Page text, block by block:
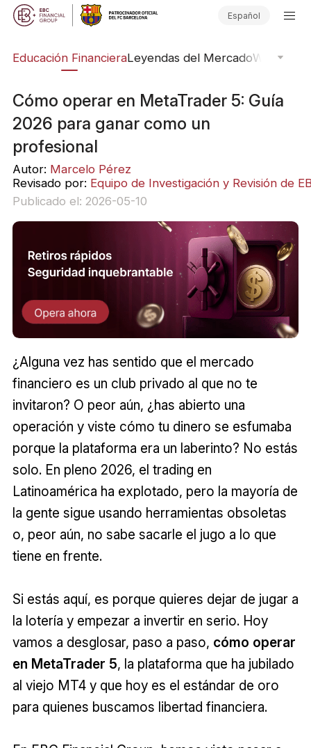
Español
Educación FinancieraLeyendas del MercadoWebinars
Cómo operar en MetaTrader 5: Guía
2026 para ganar como un
profesional
Autor: Marcelo Pérez
Revisado por: Equipo de Investigación y Revisión de
Publicado el: 2026-05-10
¿Alguna vez has sentido que el mercado
financiero es un club privado al que no te
invitaron? O peor aún, ¿has abierto una
operación y viste cómo tu dinero se esfumaba
porque la plataforma era un laberinto? No estás
solo. En pleno 2026, el trading en
Latinoamérica ha explotado, pero la mayoría de
la gente sigue usando herramientas obsoletas
o, peor aún, no sabe sacarle el jugo a lo que
tiene en frente.
Si estás aquí, es porque quieres dejar de jugar a
la lotería y empezar a invertir en serio. Hoy
vamos a desglosar, paso a paso, cómo operar
en MetaTrader 5, la plataforma que ha jubilado
al viejo MT4 y que hoy es el estándar de oro
para quienes buscamos libertad financiera.